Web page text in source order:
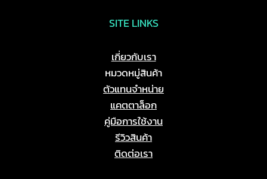
SITE LINKS
เกี่ยวกับเรา
หมวดหมู่สินค้า
ตัวแทนจำหน่าย
แคตตาล็อก
คู่มือการใช้งาน
รีวิวสินค้า
ติดต่อเรา